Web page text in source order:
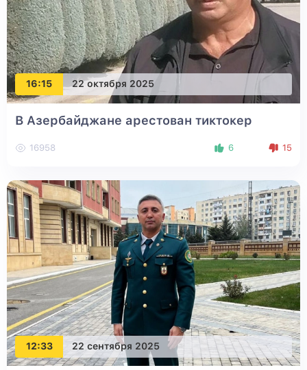
16:15 22 октября 2025
В Азербайджане арестован тиктокер
16958 6 15
12:33 22 сентября 2025